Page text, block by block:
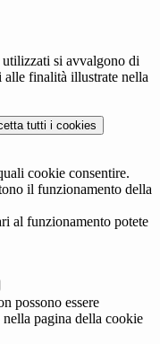
utilizzati si avvalgono di
alle finalità illustrate nella
tutti i cookies
cookie consentire.
il funzionamento della
al funzionamento potete
possono essere
pagina della cookie